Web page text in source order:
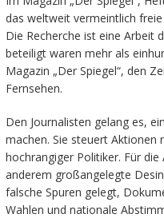
das weltweit vermeintlich
Die Recherche ist eine Arbeit
beteiligt waren mehr als
Magazin „Der Spiegel“, den
Fernsehen.
Den Journalisten gelang es,
machen. Sie steuert Aktionen
hochrangiger Politiker. Für
anderem großangelegte
falsche Spuren gelegt,
Wahlen und nationale